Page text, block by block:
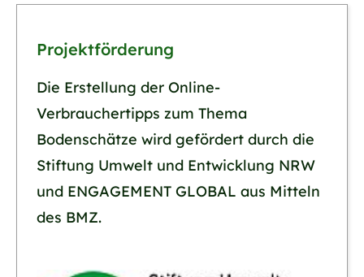
Projektförderung
Die Erstellung der Online-
Verbrauchertipps zum Thema
Bodenschätze wird gefördert durch die
Stiftung Umwelt und Entwicklung NRW
und ENGAGEMENT GLOBAL aus Mitteln
des BMZ.